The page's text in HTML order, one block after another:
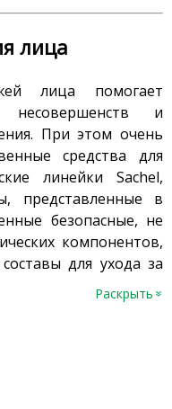
лица
лица помогает
несовершенств и
При этом очень
средства для
линейки Sachel,
представленные в
безопасные, не
компонентов,
для ухода за
Раскрыть»